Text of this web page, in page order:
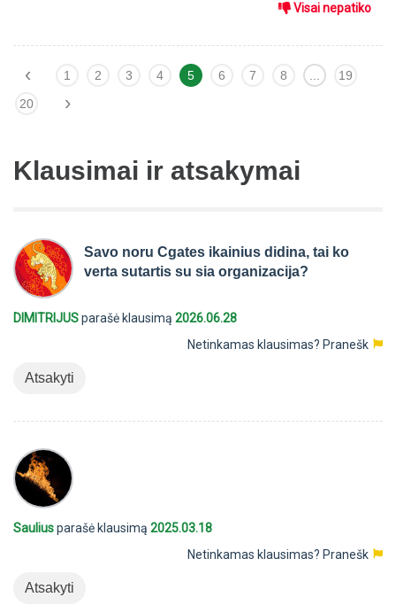
Visai nepatiko
‹ 1 2 3 4 5 6 7 8 ...
19
20
›
Klausimai ir atsakymai
Savo noru Cgates ikainius didina, tai ko
verta sutartis su sia organizacija?
DIMITRIJUSparašė klausimą 2026.06.28
Netinkamas klausimas? Pranešk
Atsakyti
Sauliusparašė klausimą 2025.03.18
Netinkamas klausimas? Pranešk
Atsakyti